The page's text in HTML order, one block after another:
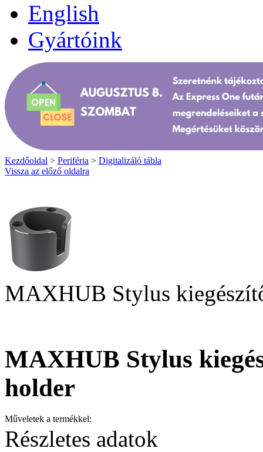
English
Gyártóink
Kezdőoldal > Periféria > Digitalizáló tábla
Vissza az előző oldalra
MAXHUB Stylus
MAXHUB Stylus
holder
Műveletek a termékkel:
Részletes adatok